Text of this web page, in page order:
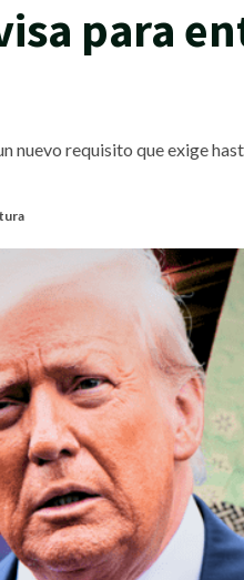
para
nuevo requisito que exige